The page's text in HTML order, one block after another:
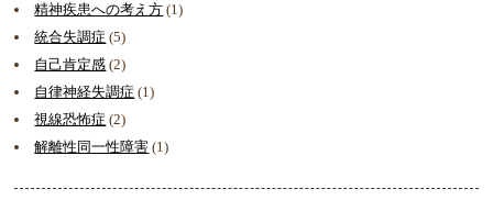
精神疾患への考え方 (1)
統合失調症 (5)
自己肯定感 (2)
自律神経失調症 (1)
視線恐怖症 (2)
解離性同一性障害 (1)